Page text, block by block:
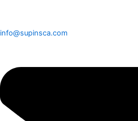
info@supinsca.com